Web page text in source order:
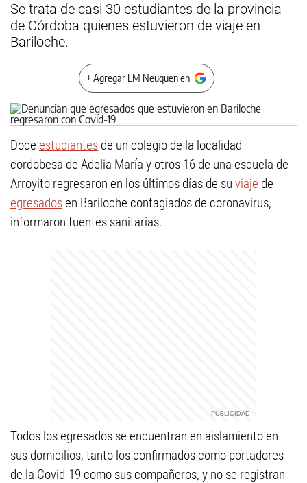
Se trata de casi 30 estudiantes de la provincia
de Córdoba quienes estuvieron de viaje en
Bariloche.
+ Agregar LM Neuquen en
Doce estudiantes de un colegio de la localidad
cordobesa de Adelia María y otros 16 de una escuela de
Arroyito regresaron en los últimos días de su viaje de
egresadosen Bariloche contagiados de coronavirus,
informaron fuentes sanitarias.
Todos los egresados se encuentran en aislamiento en
sus domicilios, tanto los confirmados como portadores
de la Covid-19 como sus compañeros, y no se registran